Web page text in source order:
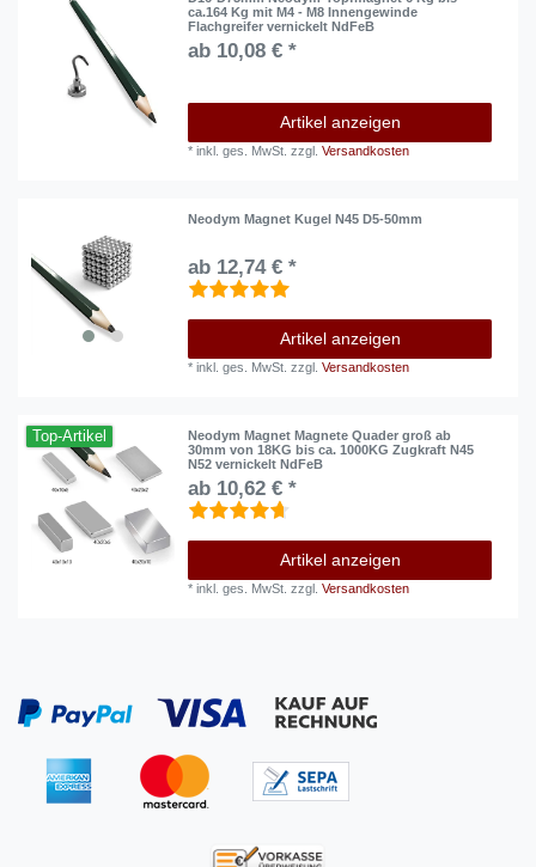
ca.164 Kg mit M4 - M8 Innengewinde
Flachgreifer vernickelt NdFeB
ab 10,08 € *
Artikel anzeigen
*inkl. ges. MwSt. zzgl.Versandkosten
Neodym Magnet Kugel N45 D5-50mm
ab 12,74 € *
Artikel anzeigen
*inkl. ges. MwSt. zzgl.Versandkosten
Top-Artikel
Neodym Magnet Magnete Quader groß ab
30mm von 18KG bis ca. 1000KG Zugkraft N45
N52 vernickelt NdFeB
ab 10,62 € *
Artikel anzeigen
*inkl. ges. MwSt. zzgl.Versandkosten